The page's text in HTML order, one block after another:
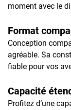
moment avec le
Format
Conception
agréable. Sa
fiable pour vos
Capacité
Profitez d’une